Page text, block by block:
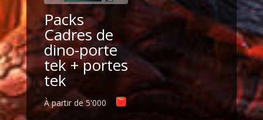
Packs
Cadres de
dino-porte
tek + portes
tek
À partir de 5'000